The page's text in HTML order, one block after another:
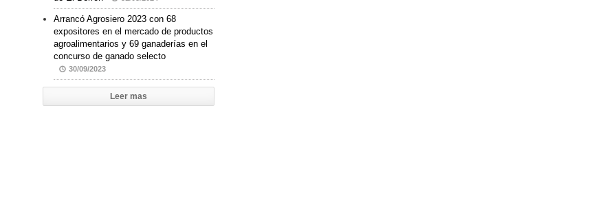
Arrancó Agrosiero 2023 con 68
expositores en el mercado de productos
agroalimentarios y 69 ganaderías en el
concurso de ganado selecto
30/09/2023
Leer mas